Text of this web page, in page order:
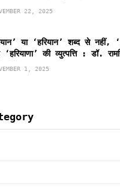
22, 2025
या ‘हरियान’ शब्द से नहीं,
की व्युत्पत्ति : डॉ.
1, 2025